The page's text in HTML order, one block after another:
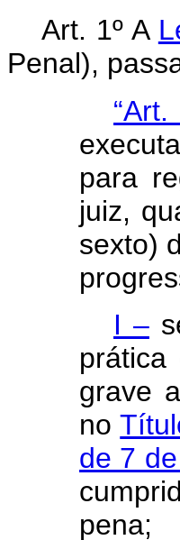
Art. 1º A
Penal),
para
juiz,
sexto)
I –
grave
no
de 7
pena;